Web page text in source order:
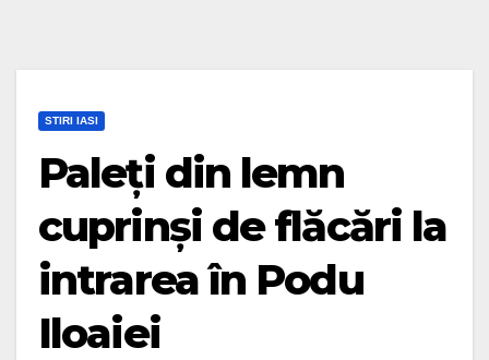
STIRI IASI
Paleți din lemn
cuprinși de flăcări la
intrarea în Podu
Iloaiei